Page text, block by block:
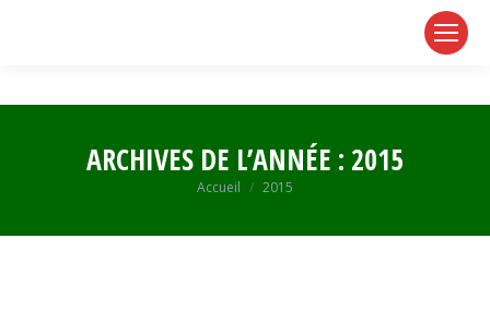
ARCHIVES DE L’ANNÉE : 2015
Vous êtes ici :
Accueil 2015